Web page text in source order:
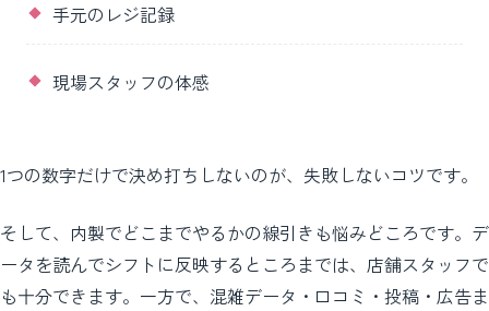
手元のレジ記録
現場スタッフの体感
1つの数字だけで決め打ちしないのが、失敗しないコツです。
そして、内製でどこまでやるかの線引きも悩みどころです。デ
ータを読んでシフトに反映するところまでは、店舗スタッフで
も十分できます。一方で、混雑データ・口コミ・投稿・広告ま